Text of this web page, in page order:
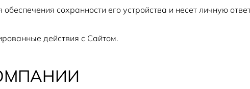
сохранности его устройства и несет личную
действия с Сайтом.